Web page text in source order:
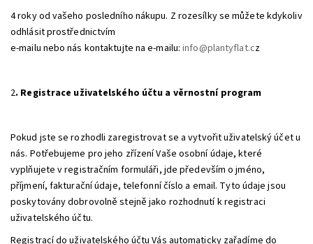
4 roky od vašeho posledního nákupu. Z rozesílky se můžete kdykoliv
odhlásit prostřednictvím
e-mailu nebo nás kontaktujte na e-mailu:info@plantyflat.cz
2. Registrace uživatelského účtu a věrnostní program
Pokud jste se rozhodli zaregistrovat se a vytvořit uživatelský účet u
nás. Potřebujeme pro jeho zřízení Vaše osobní údaje, které
vyplňujete v registračním formuláři, jde především o jméno,
příjmení, fakturační údaje, telefonní číslo a email. Tyto údaje jsou
poskytovány dobrovolně stejně jako rozhodnutí k registraci
uživatelského účtu.
Registrací do uživatelského účtu Vás automaticky zařadíme do